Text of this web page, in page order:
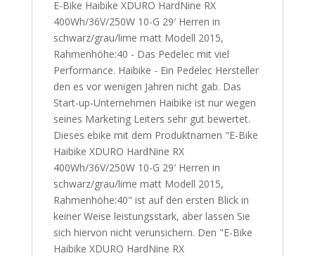
E-Bike Haibike XDURO HardNine RX
400Wh/36V/250W 10-G 29′ Herren in
schwarz/grau/lime matt Modell 2015,
Rahmenhöhe:40 - Das Pedelec mit viel
Performance. Haibike - Ein Pedelec Hersteller
den es vor wenigen Jahren nicht gab. Das
Start-up-Unternehmen Haibike ist nur wegen
seines Marketing Leiters sehr gut bewertet.
Dieses ebike mit dem Produktnamen "E-Bike
Haibike XDURO HardNine RX
400Wh/36V/250W 10-G 29′ Herren in
schwarz/grau/lime matt Modell 2015,
Rahmenhöhe:40" ist auf den ersten Blick in
keiner Weise leistungsstark, aber lassen Sie
sich hiervon nicht verunsichern. Den "E-Bike
Haibike XDURO HardNine RX